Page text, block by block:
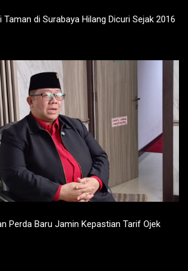
di Surabaya Hilang Dicuri Sejak 2016
Perda Baru Jamin Kepastian Tarif Ojek